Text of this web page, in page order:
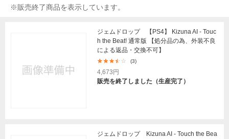
※販売終了商品を表示しています。
ジェムドロップ 【PS4】 Kizuna AI - Touc
h the Beat! 通常版 【処分品の為、外装不良
による返品・交換不可】
(3)
4,673円
販売を終了しました（生産完了）
ジェムドロップ Kizuna AI - Touch the Bea